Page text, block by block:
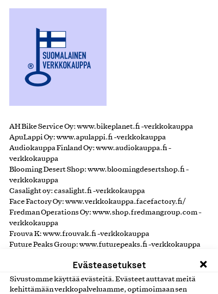
Evästeasetukset
Sivustomme käyttää evästeitä. Evästeet auttavat meitä
kehittämään verkkopalveluamme, optimoimaan sen
AH Bike Service Oy: www.bikeplanet.fi -verkkokauppa
ApuLappi Oy: www.apulappi.fi -verkkokauppa
Audiokauppa Finland Oy: www.audiokauppa.fi -
verkkokauppa
Blooming Desert Shop: www.bloomingdesertshop.fi -
verkkokauppa
Casalight oy: casalight.fi -verkkokauppa
Face Factory Oy: www.verkkokauppa.facefactory.fi/
Fredman Operations Oy: www.shop.fredmangroup.com -
verkkokauppa
Frouva K: www.frouvak.fi -verkkokauppa
Future Peaks Group: www.futurepeaks.fi -verkkokauppa
Koitto invest oy: www.lialia.fi -verkkokauppa
Koivupaja: www.koivupaja.fi -verkkokauppa
Listasepät Oy: www.listasepat.fi -verkkokauppa